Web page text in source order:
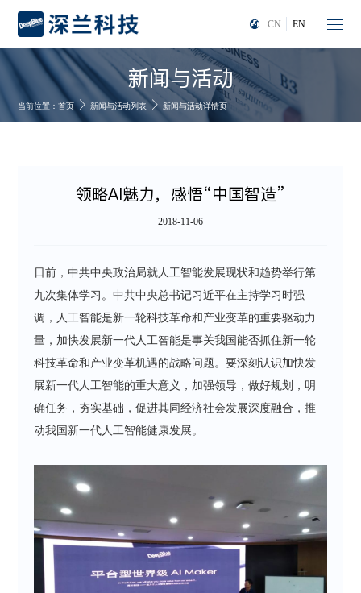
CN EN
新闻与活动
当前位置：首页 新闻与活动列表 新闻与活动详情页
领略AI魅力，感悟“中国智造”
2018-11-06
日前，中共中央政治局就人工智能发展现状和趋势举行第
九次集体学习。中共中央总书记习近平在主持学习时强
调，人工智能是新一轮科技革命和产业变革的重要驱动力
量，加快发展新一代人工智能是事关我国能否抓住新一轮
科技革命和产业变革机遇的战略问题。要深刻认识加快发
展新一代人工智能的重大意义，加强领导，做好规划，明
确任务，夯实基础，促进其同经济社会发展深度融合，推
动我国新一代人工智能健康发展。